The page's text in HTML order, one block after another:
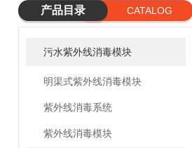
产品目录 CATALOG
污水紫外线消毒模块
明渠式紫外线消毒模块
紫外线消毒系统
紫外线消毒模块